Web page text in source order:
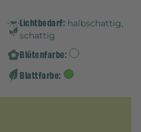
Lichtbedarf: halbschattig,
schattig
Blütenfarbe:
Blattfarbe: